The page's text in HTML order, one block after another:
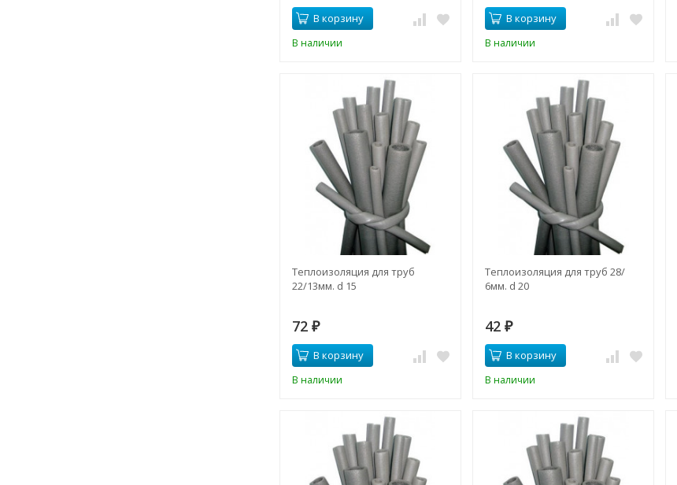
В корзину
В наличии
В корзину
В наличии
Теплоизоляция для труб
22/13мм. d 15
72 ₽
В корзину
В наличии
Теплоизоляция для труб 28/
6мм. d 20
42 ₽
В корзину
В наличии